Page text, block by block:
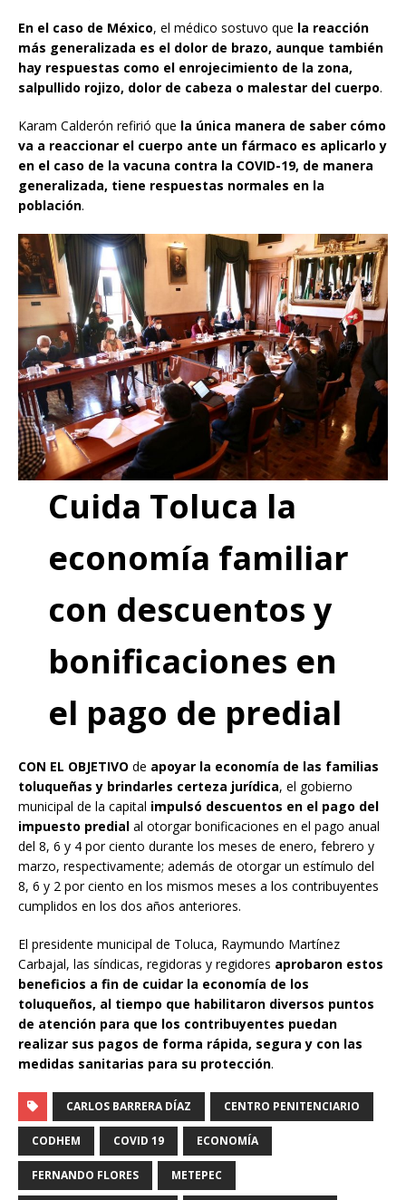
En el caso de México, el médico sostuvo que la reacción
más generalizada es el dolor de brazo, aunque también
hay respuestas como el enrojecimiento de la zona,
salpullido rojizo, dolor de cabeza o malestar del cuerpo.
Karam Calderón refirió que la única manera de saber cómo
va a reaccionar el cuerpo ante un fármaco es aplicarlo y
en el caso de la vacuna contra la COVID-19, de manera
generalizada, tiene respuestas normales en la
población.
Cuida Toluca la
economía familiar
con descuentos y
bonificaciones en
el pago de predial
CON EL OBJETIVO de apoyar la economía de las familias
toluqueñas y brindarles certeza jurídica, el gobierno
municipal de la capital impulsó descuentos en el pago del
impuesto predial al otorgar bonificaciones en el pago anual
del 8, 6 y 4 por ciento durante los meses de enero, febrero y
marzo, respectivamente; además de otorgar un estímulo del
8, 6 y 2 por ciento en los mismos meses a los contribuyentes
cumplidos en los dos años anteriores.
El presidente municipal de Toluca, Raymundo Martínez
Carbajal, las síndicas, regidoras y regidores aprobaron estos
beneficios a fin de cuidar la economía de los
toluqueños, al tiempo que habilitaron diversos puntos
de atención para que los contribuyentes puedan
realizar sus pagos de forma rápida, segura y con las
medidas sanitarias para su protección.
CARLOS BARRERA DÍAZ CENTRO PENITENCIARIO
CODHEM COVID 19 ECONOMÍA
FERNANDO FLORES METEPEC